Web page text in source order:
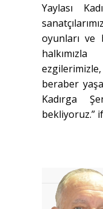
Yaylası
oyunları ve
beraber
Kadırga
bekliyoruz.”